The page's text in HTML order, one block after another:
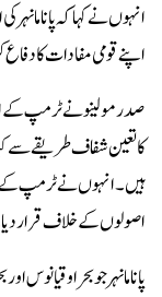
انہوں نے کہا کہ پاناما نہر
اپنے قومی مفادات کا
صدر مولینو نے ٹرمپ کے
کا تعین شفاف طریقے سے
ہیں۔ انہوں نے ٹرمپ کے
اصولوں کے خلاف قرار
پاناما نہر جو بحر اوقیانوس